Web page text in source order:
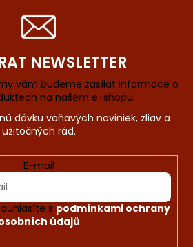
NEWSLETTER
vám budeme zasílat informace o
na našem e-shopu.
E-mail
s podmínkami ochrany
údajů